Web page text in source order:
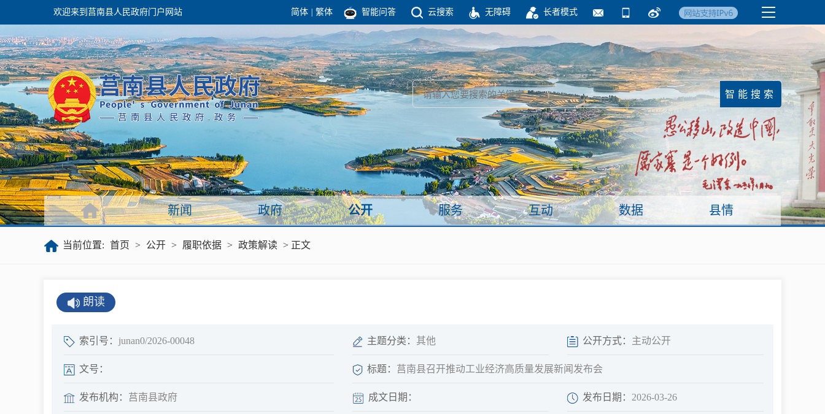
欢迎来到莒南县人民政府门户网站 简体 繁体 智能问答 云搜索 无障碍 长者模式
团结高效 理性法治 公开公平 友善和谐
政府
领导之窗 政府机构
政府会议 政府公报
政府数据
政府工作报告
新闻
政务要闻 国务院要闻
部门信息 镇街信息
视频新闻 临沂日报·莒南新
闻
公开
依申请公开
服务
新闻 政府 公开 服务 互动 数据 县情
当前位置: 首页 > 公开 > 履职依据 > 政策解读 > 正文
朗读
索引号： junan0/2026-00048 主题分类： 其他 公开方式： 主动公开
文号： 标题： 莒南县召开推动工业经济高质量发展新闻发布会
发布机构： 莒南县政府 成文日期： 发布日期： 2026-03-26